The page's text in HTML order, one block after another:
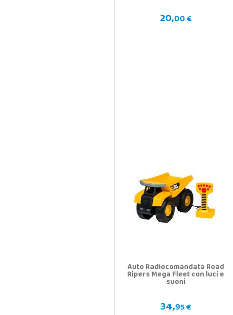
20,00 €
Auto Radiocomandata Road
Ripers Mega Fleet con luci e
suoni
34,95 €